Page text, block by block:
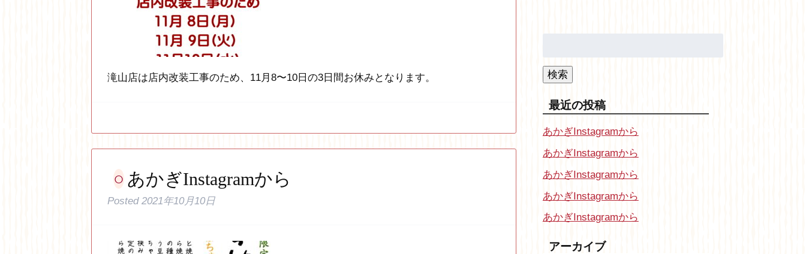
滝山店は店内改装工事のため、11月8〜10日の3日間お休みとなります。
あかぎInstagramから
Posted 2021年10月10日
検索
最近の投稿
あかぎInstagramから
あかぎInstagramから
あかぎInstagramから
あかぎInstagramから
あかぎInstagramから
アーカイブ